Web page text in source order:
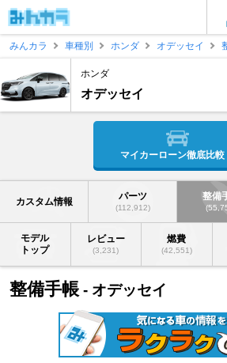
みんカラ
車種別 ホンダ オデッセイ
ホンダ
オデッセイ
マイカーローン徹底比較
カスタム情報 パーツ
(112,912)
整備
モデル
トップ
レビュー
(3,231)
燃費
(42,551)
整備手帳 - オデッセイ